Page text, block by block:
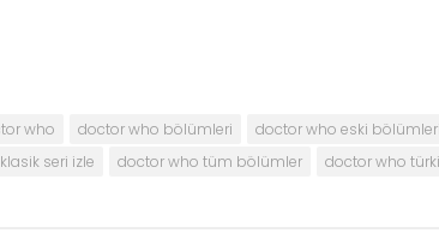
who doctor who bölümleri doctor who eski bölümleri
seri izle
doctor who tüm bölümler doctor who